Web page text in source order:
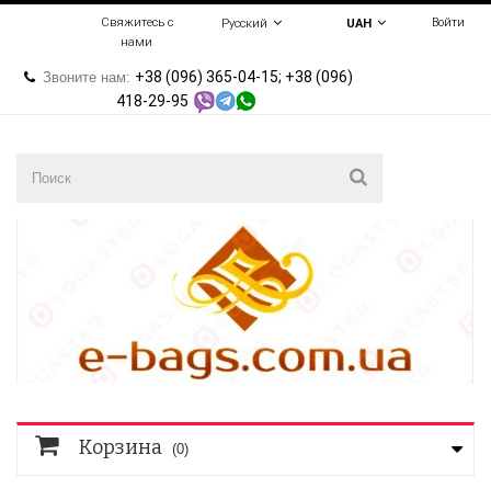
Войти
UAH
Русский
Свяжитесь с
нами
Звоните нам: +38 (096) 365-04-15; +38 (096)
418-29-95
Корзина (0)